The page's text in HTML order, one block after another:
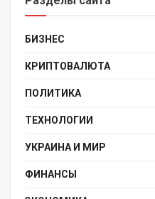
БИЗНЕС
КРИПТОВАЛЮТА
ПОЛИТИКА
ТЕХНОЛОГИИ
УКРАИНА И МИР
ФИНАНСЫ